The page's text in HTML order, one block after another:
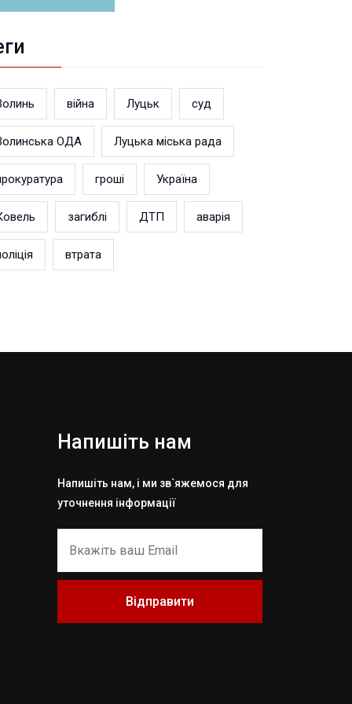
війна Луцьк суд
ОДА Луцька міська рада
гроші Україна
загиблі ДТП аварія
втрата
Напишіть нам
Напишіть нам, і ми зв`яжемося для
уточнення інформації
Відправити